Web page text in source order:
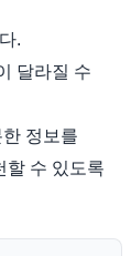
.
달라질 수
정보를
할 수 있도록